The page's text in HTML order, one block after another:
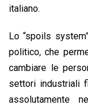
italiano.
Lo “spoils
politico, che
cambiare le
settori industriali
assolutamente